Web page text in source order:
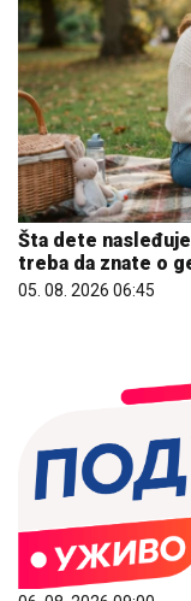
Šta dete
treba da znate o
05. 08. 2026 06:45
06. 08. 2026 09:00
Ћировић: Низак
вода да се